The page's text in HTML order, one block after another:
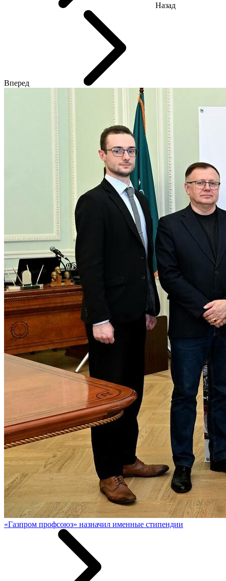
Назад
Вперед
«Газпром профсоюз» назначил именные стипендии